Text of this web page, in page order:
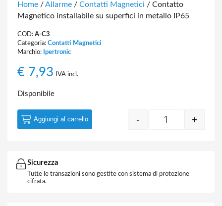
Home /Allarme / Contatti Magnetici / Contatto
Magnetico installabile su superfici in metallo IP65
COD: A-C3
Categoria: Contatti Magnetici
Marchio: Ipertronic
€ 7,93 IVA incl.
Disponibile
Contatto
- +
Aggiungi al carrello
Sicurezza
Tutte le transazioni sono gestite con sistema di protezione
cifrata.